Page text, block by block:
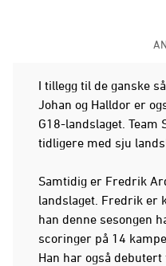
I tillegg til de ganske
Johan og Halldor er
G18-landslaget. Team
tidligere med sju
Samtidig er Fredrik
landslaget. Fredrik er
han denne sesongen
scoringer på 14
Han har også